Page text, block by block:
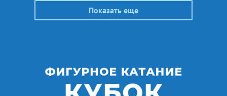
Показать еще